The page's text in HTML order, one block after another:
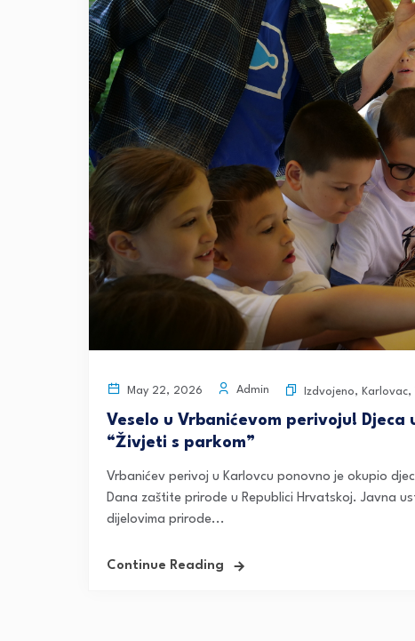
May 22, 2026 Admin Izdvojeno, Karlovac,
Veselo u Vrbanićevom perivoju!
“Živjeti s parkom”
Vrbanićev perivoj u Karlovcu ponovno je okupio
Dana zaštite prirode u Republici Hrvatskoj. Javna
dijelovima prirode...
Continue Reading